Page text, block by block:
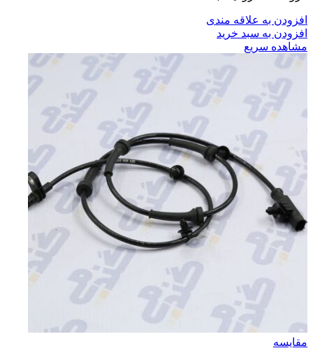
افزودن به علاقه مندی
افزودن به سبد خرید
مشاهده سریع
مقایسه